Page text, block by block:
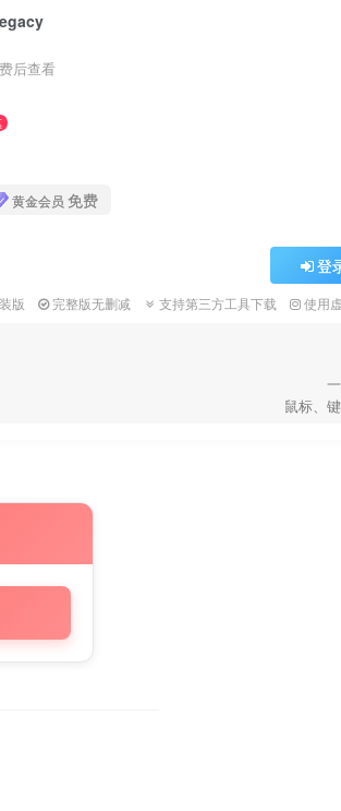
后查看
黄金会员 免费
登
版 完整版无删减 支持第三方工具下载 使用
鼠标、